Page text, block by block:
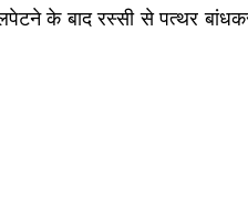
के बाद रस्सी से पत्थर